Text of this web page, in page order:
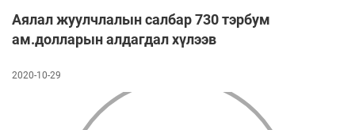
Аялал жуулчлалын салбар 730 тэрбум
ам.долларын алдагдал хүлээв
2020-10-29